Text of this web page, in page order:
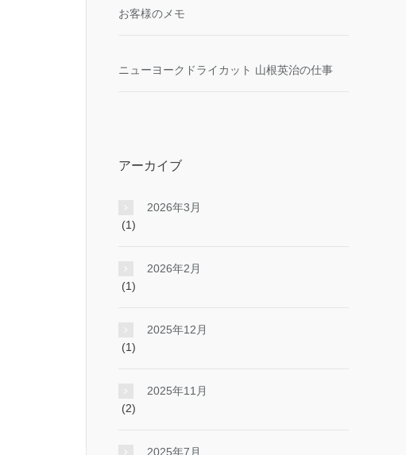
お客様のメモ
ニューヨークドライカット 山根英治の仕事
アーカイブ
2026年3月
(1)
2026年2月
(1)
2025年12月
(1)
2025年11月
(2)
2025年7月